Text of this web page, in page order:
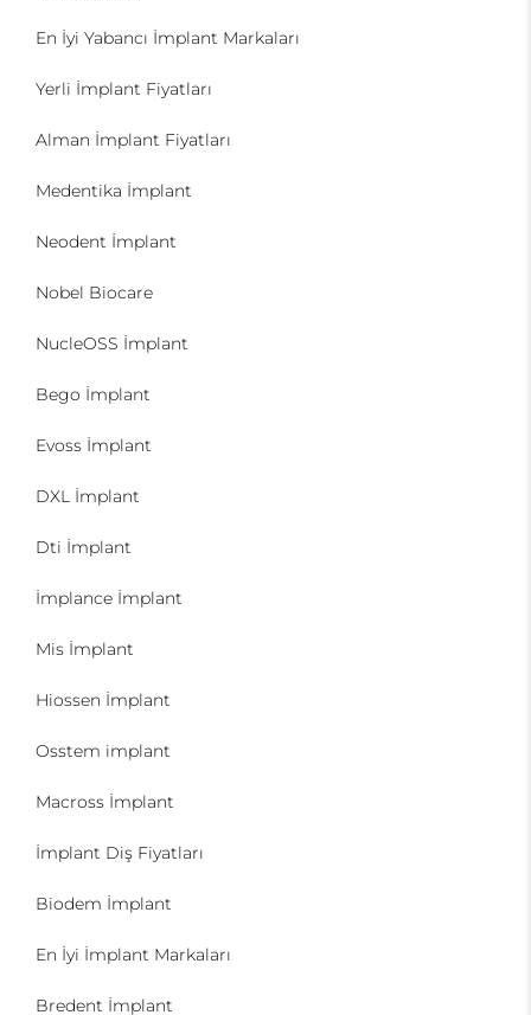
En İyi Yabancı İmplant Markaları
Yerli İmplant Fiyatları
Alman İmplant Fiyatları
Medentika İmplant
Neodent İmplant
Nobel Biocare
NucleOSS İmplant
Bego İmplant
Evoss İmplant
DXL İmplant
Dti İmplant
İmplance İmplant
Mis İmplant
Hiossen İmplant
Osstem implant
Macross İmplant
İmplant Diş Fiyatları
Biodem İmplant
En İyi İmplant Markaları
Bredent İmplant